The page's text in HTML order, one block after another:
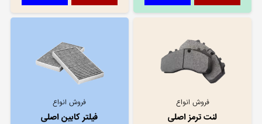
فروش انواع
لنت ترمز اصلی
فروش انواع
فیلتر کابین اصلی